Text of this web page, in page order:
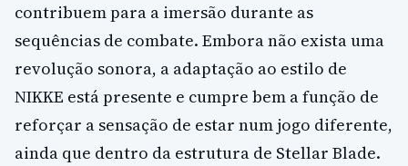
contribuem para a imersão durante as
sequências de combate. Embora não exista uma
revolução sonora, a adaptação ao estilo de
NIKKE está presente e cumpre bem a função de
reforçar a sensação de estar num jogo diferente,
ainda que dentro da estrutura de Stellar Blade.